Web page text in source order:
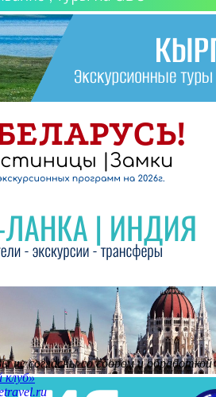
согласны со сбором и